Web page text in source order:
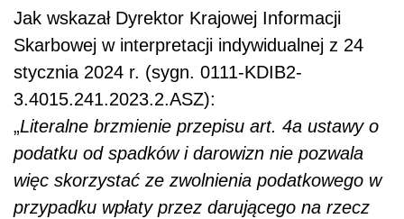
Jak wskazał Dyrektor Krajowej Informacji
Skarbowej w interpretacji indywidualnej z 24
stycznia 2024 r. (sygn. 0111-KDIB2-
3.4015.241.2023.2.ASZ):
„Literalne brzmienie przepisu art. 4a ustawy o
podatku od spadków i darowizn nie pozwala
więc skorzystać ze zwolnienia podatkowego w
przypadku wpłaty przez darującego na rzecz